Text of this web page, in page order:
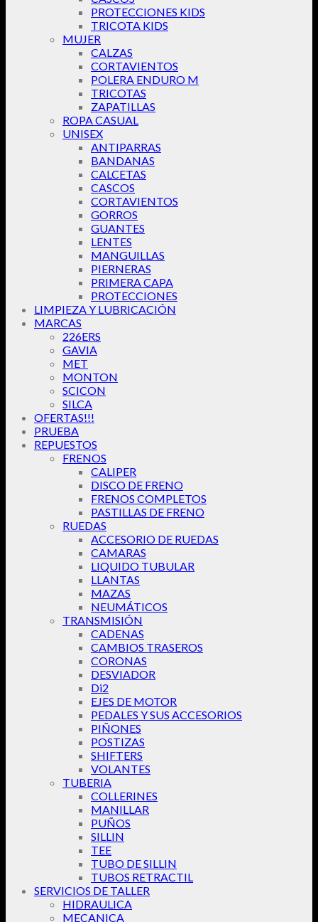
PROTECCIONES KIDS
TRICOTA KIDS
MUJER
CALZAS
CORTAVIENTOS
POLERA ENDURO M
TRICOTAS
ZAPATILLAS
ROPA CASUAL
UNISEX
ANTIPARRAS
BANDANAS
CALCETAS
CASCOS
CORTAVIENTOS
GORROS
GUANTES
LENTES
MANGUILLAS
PIERNERAS
PRIMERA CAPA
PROTECCIONES
LIMPIEZA Y LUBRICACIÓN
MARCAS
226ERS
GAVIA
MET
MONTON
SCICON
SILCA
OFERTAS!!!
PRUEBA
REPUESTOS
FRENOS
CALIPER
DISCO DE FRENO
FRENOS COMPLETOS
PASTILLAS DE FRENO
RUEDAS
ACCESORIO DE RUEDAS
CAMARAS
LIQUIDO TUBULAR
LLANTAS
MAZAS
NEUMÁTICOS
TRANSMISIÓN
CADENAS
CAMBIOS TRASEROS
CORONAS
DESVIADOR
Di2
EJES DE MOTOR
PEDALES Y SUS ACCESORIOS
PIÑONES
POSTIZAS
SHIFTERS
VOLANTES
TUBERIA
COLLERINES
MANILLAR
PUÑOS
SILLIN
TEE
TUBO DE SILLIN
TUBOS RETRACTIL
SERVICIOS DE TALLER
HIDRAULICA
MECANICA